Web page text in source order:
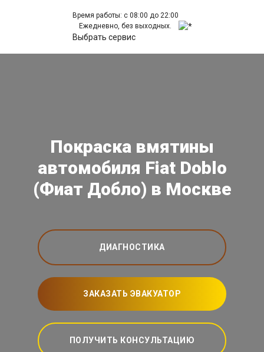
Время работы: с 08:00 до 22:00
Ежедневно, без выходных.
Выбрать сервис
Покраска вмятины
автомобиля Fiat Doblo
(Фиат Добло) в Москве
ДИАГНОСТИКА
ЗАКАЗАТЬ ЭВАКУАТОР
ПОЛУЧИТЬ КОНСУЛЬТАЦИЮ